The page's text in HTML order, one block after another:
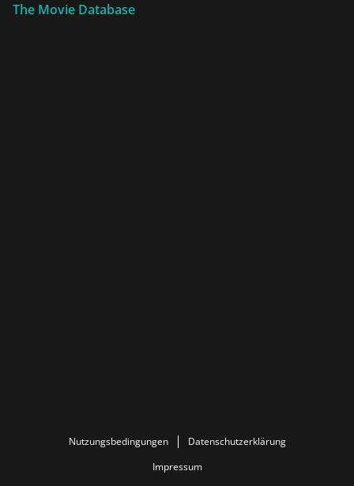
The Movie Database
Nutzungsbedingungen
Datenschutzerklärung
Impressum